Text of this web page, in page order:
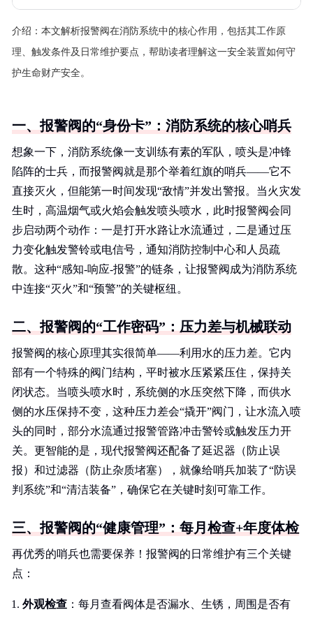
介绍： 本文解析报警阀在消防系统中的核心作用，包括其工作原
理、触发条件及日常维护要点，帮助读者理解这一安全装置如何守
护生命财产安全。
一、报警阀的“身份卡”：消防系统的核心哨兵
想象一下，消防系统像一支训练有素的军队，喷头是冲锋
陷阵的士兵，而报警阀就是那个举着红旗的哨兵——它不
直接灭火，但能第一时间发现“敌情”并发出警报。当火灾发
生时，高温烟气或火焰会触发喷头喷水，此时报警阀会同
步启动两个动作：一是打开水路让水流通过，二是通过压
力变化触发警铃或电信号，通知消防控制中心和人员疏
散。这种“感知-响应-报警”的链条，让报警阀成为消防系统
中连接“灭火”和“预警”的关键枢纽。
二、报警阀的“工作密码”：压力差与机械联动
报警阀的核心原理其实很简单——利用水的压力差。它内
部有一个特殊的阀门结构，平时被水压紧紧压住，保持关
闭状态。当喷头喷水时，系统侧的水压突然下降，而供水
侧的水压保持不变，这种压力差会“撬开”阀门，让水流入喷
头的同时，部分水流通过报警管路冲击警铃或触发压力开
关。更智能的是，现代报警阀还配备了延迟器（防止误
报）和过滤器（防止杂质堵塞），就像给哨兵加装了“防误
判系统”和“清洁装备”，确保它在关键时刻可靠工作。
三、报警阀的“健康管理”：每月检查+年度体检
再优秀的哨兵也需要保养！报警阀的日常维护有三个关键
点：
外观检查 ：每月查看阀体是否漏水、生锈，周围是否有